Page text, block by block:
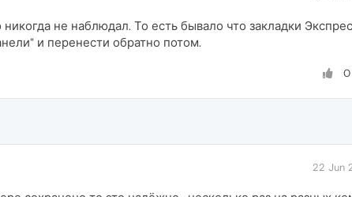
не наблюдал. То есть бывало что закладки
и перенести обратно потом.
0
22 Jun